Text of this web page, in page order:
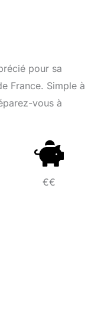
pour sa
France. Simple à
vous à
€€